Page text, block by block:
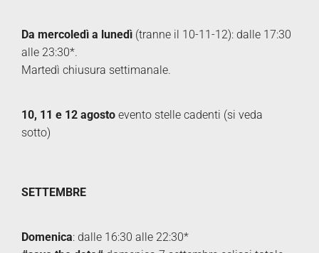
Da mercoledì a lunedì (tranne il 10-11-12): dalle 17:30
alle 23:30*.
Martedì chiusura settimanale.
10, 11 e 12 agosto evento stelle cadenti (si veda
sotto)
SETTEMBRE
Domenica: dalle 16:30 alle 22:30*